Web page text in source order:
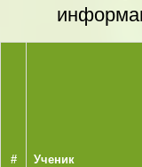
# Ученик